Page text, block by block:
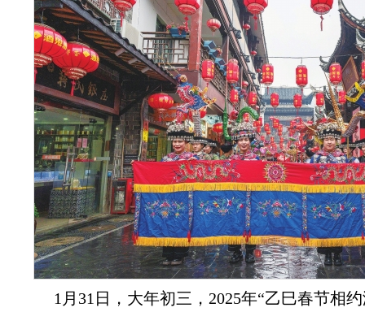
1月31日，大年初三，2025年“乙巳春节相